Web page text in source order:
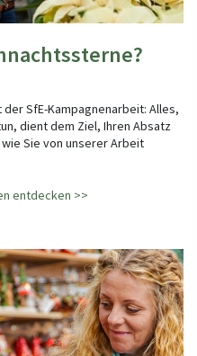
SfE-Kampagnenarbeit: Alles,
dient dem Ziel, Ihren Absatz
Sie von unserer Arbeit
entdecken >>